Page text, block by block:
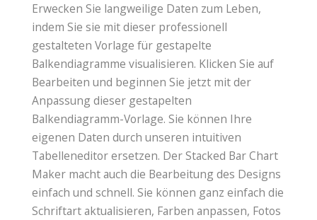
Erwecken Sie langweilige Daten zum Leben,
indem Sie sie mit dieser professionell
gestalteten Vorlage für gestapelte
Balkendiagramme visualisieren. Klicken Sie auf
Bearbeiten und beginnen Sie jetzt mit der
Anpassung dieser gestapelten
Balkendiagramm-Vorlage. Sie können Ihre
eigenen Daten durch unseren intuitiven
Tabelleneditor ersetzen. Der Stacked Bar Chart
Maker macht auch die Bearbeitung des Designs
einfach und schnell. Sie können ganz einfach die
Schriftart aktualisieren, Farben anpassen, Fotos